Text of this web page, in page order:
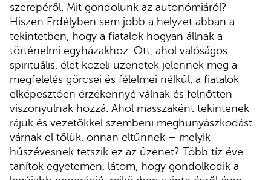
szerepéről. Mit gondolunk az autonómiáról?
Hiszen Erdélyben sem jobb a helyzet abban a
tekintetben, hogy a fiatalok hogyan állnak a
történelmi egyházakhoz. Ott, ahol valóságos
spirituális, élet közeli üzenetek jelennek meg a
megfelelés görcsei és félelmei nélkül, a fiatalok
elképesztően érzékennyé válnak és felnőtten
viszonyulnak hozzá. Ahol masszaként tekintenek
rájuk és vezetőkkel szembeni meghunyászkodást
várnak el tőlük, onnan eltűnnek – melyik
húszévesnek tetszik ez az üzenet? Több tíz éve
tanítok egyetemen, látom, hogy gondolkodik a